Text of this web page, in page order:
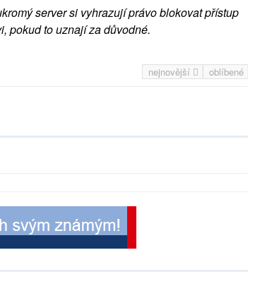
server si vyhrazují právo blokovat přístup
pokud to uznají za důvodné.
nejnovější oblíbené